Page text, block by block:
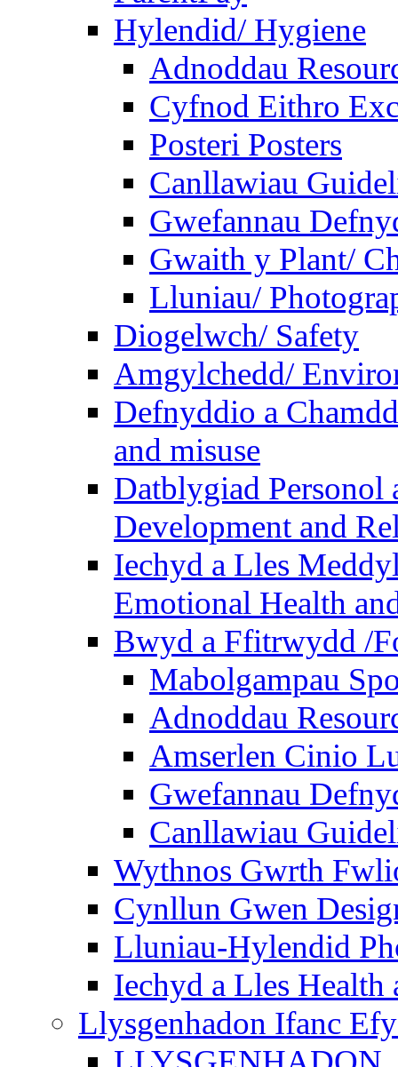
Hylendid/ Hygiene
Adnoddau
Cyfnod Eithro
Posteri Posters
Canllawiau
Gwefannau
Gwaith y Plant/
Lluniau/
Diogelwch/ Safety
Amgylchedd/
Defnyddio a
and misuse
Datblygiad Personol
Development and
Iechyd a Lles
Emotional Health
Bwyd a Ffitrwydd /
Mabolgampau
Adnoddau
Amserlen Cinio
Gwefannau
Canllawiau
Wythnos Gwrth
Cynllun Gwen
Lluniau-Hylendid
Iechyd a Lles Health
Llysgenhadon Ifanc